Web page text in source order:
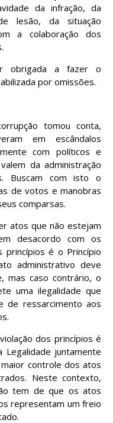
da infração, da
lesão, da situação
a colaboração dos
obrigada a fazer o
por omissões.
tomou conta,
em escândalos
com políticos e
da administração
Buscam com isto o
de votos e manobras
comparsas.
atos que não estejam
desacordo com os
princípios é o Princípio
administrativo deve
mas caso contrário, o
uma ilegalidade que
de ressarcimento aos
dos princípios é
juntamente
controle dos atos
Neste contexto,
tem de que os atos
representam um freio